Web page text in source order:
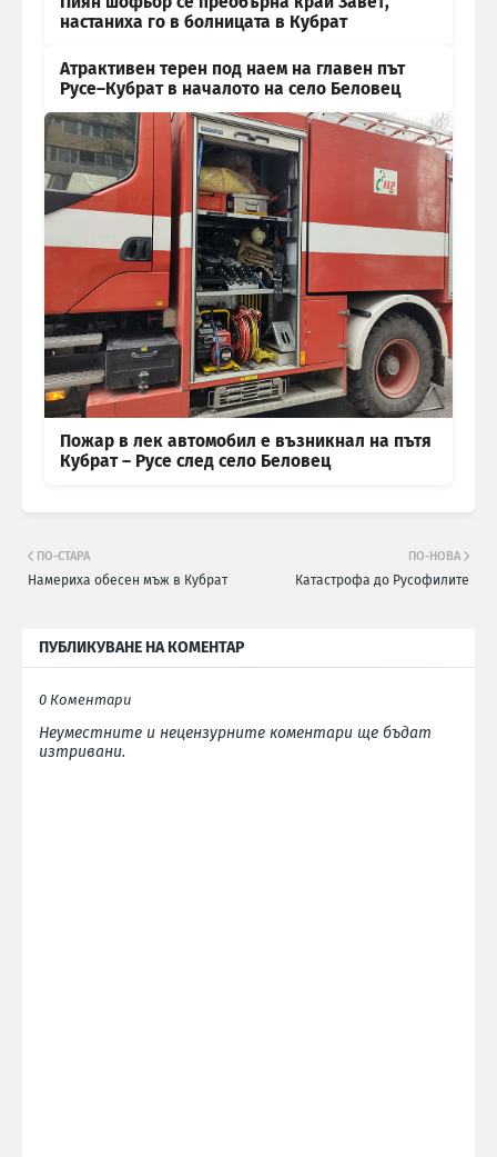
настаниха го в болницата в Кубрат
Атрактивен терен под наем на главен път
Русе–Кубрат в началото на село Беловец
Пожар в лек автомобил е възникнал на пътя
Кубрат – Русе след село Беловец
ПО-НОВА
Катастрофа до Русофилите
ПО-СТАРА
Намериха обесен мъж в Кубрат
ПУБЛИКУВАНЕ НА КОМЕНТАР
0 Коментари
Неуместните и нецензурните коментари ще бъдат
изтривани.